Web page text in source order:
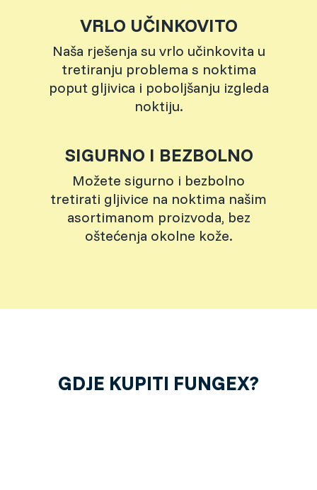
VRLO UČINKOVITO
Naša rješenja su vrlo učinkovita u
tretiranju problema s noktima
poput gljivica i poboljšanju izgleda
noktiju.
SIGURNO I BEZBOLNO
Možete sigurno i bezbolno
tretirati gljivice na noktima našim
asortimanom proizvoda, bez
oštećenja okolne kože.
GDJE KUPITI FUNGEX?